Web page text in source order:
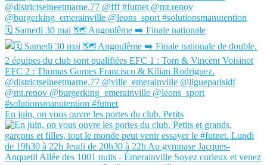
🗓️ Samedi 30 mai 🗺️ Angoulême ➡️ Finale nationale
En juin, on vous ouvre les portes du club. Petits